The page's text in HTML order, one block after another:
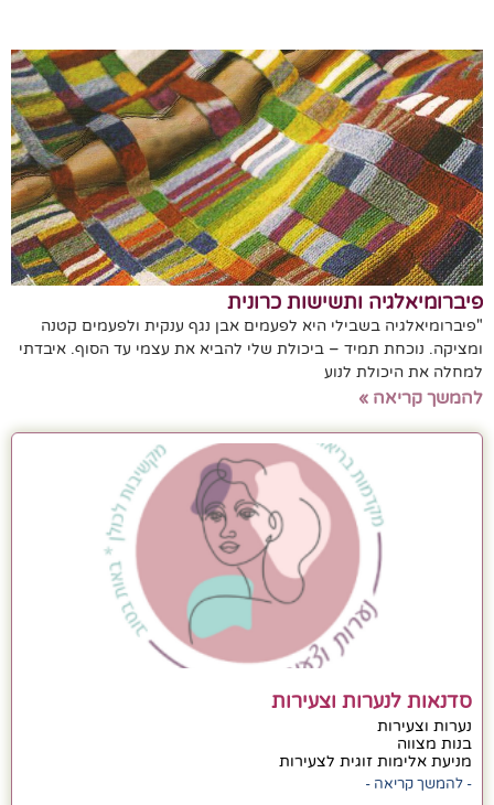
פיברומיאלגיה ותשישות כרונית
"פיברומיאלגיה בשבילי היא לפעמים אבן נגף ענקית ולפעמים קטנה
ומציקה. נוכחת תמיד – ביכולת שלי להביא את עצמי עד הסוף. איבדתי
למחלה את היכולת לנוע
להמשך קריאה »
סדנאות לנערות וצעירות
נערות וצעירות
בנות מצווה
מניעת אלימות זוגית לצעירות
- להמשך קריאה -